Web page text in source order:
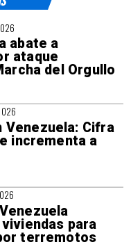
abate a
ataque
del Orgullo
Cifra
incrementa a
para
terremotos